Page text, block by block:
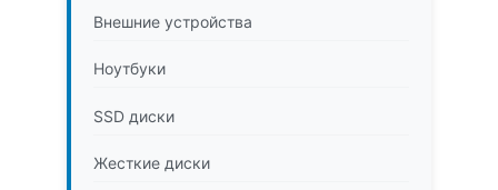
Внешние устройства
Ноутбуки
SSD диски
Жесткие диски